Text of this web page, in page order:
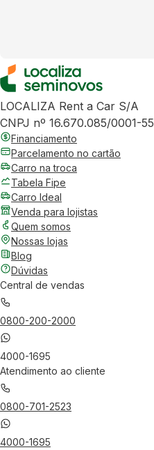
LOCALIZA Rent a Car S/A
CNPJ nº 16.670.085/0001-55
Financiamento
Parcelamento no cartão
Carro na troca
Tabela Fipe
Carro Ideal
Venda para lojistas
Quem somos
Nossas lojas
Blog
Dúvidas
Central de vendas
0800-200-2000
4000-1695
Atendimento ao cliente
0800-701-2523
4000-1695